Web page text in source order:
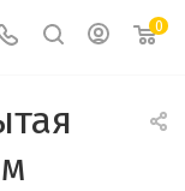
0